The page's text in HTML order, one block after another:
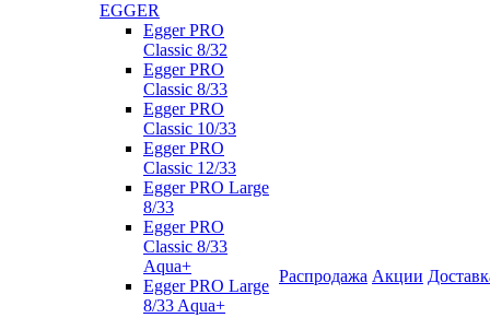
EGGER
Egger PRO
Classic 8/32
Egger PRO
Classic 8/33
Egger PRO
Classic 10/33
Egger PRO
Classic 12/33
Egger PRO Large
8/33
Egger PRO
Classic 8/33
Aqua+
Egger PRO Large
8/33 Aqua+
Распродажа Акции